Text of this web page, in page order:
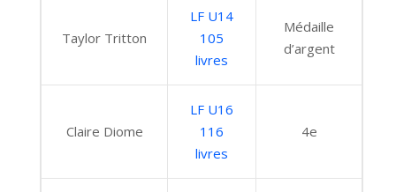
Taylor Tritton
LF U14
105
livres
Médaille
d’argent
Claire Diome
LF U16
116
livres
4e